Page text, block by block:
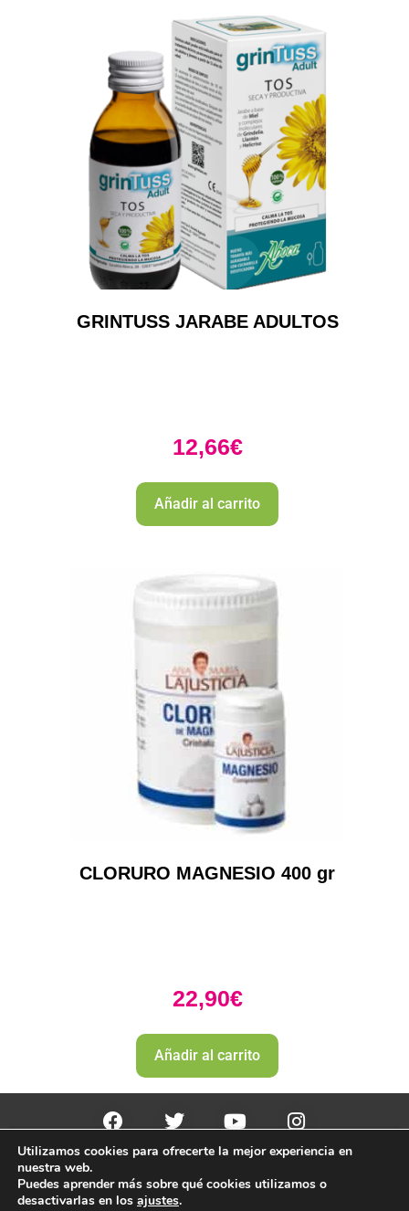
GRINTUSS JARABE ADULTOS
12,66€
Añadir al carrito
CLORURO MAGNESIO 400 gr
22,90€
Añadir al carrito
PharmaZone © 2022 | |Politica envio y devoluciones.
Utilizamos cookies para ofrecerte la mejor experiencia en
nuestra web.
Puedes aprender más sobre qué cookies utilizamos o
desactivarlas en los ajustes.